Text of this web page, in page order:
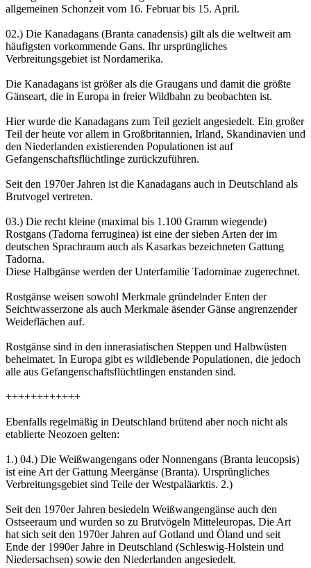
allgemeinen Schonzeit vom 16. Februar bis 15. April.
02.) Die Kanadagans (Branta canadensis) gilt als die weltweit am
häufigsten vorkommende Gans. Ihr ursprüngliches
Verbreitungsgebiet ist Nordamerika.
Die Kanadagans ist größer als die Graugans und damit die größte
Gänseart, die in Europa in freier Wildbahn zu beobachten ist.
Hier wurde die Kanadagans zum Teil gezielt angesiedelt. Ein großer
Teil der heute vor allem in Großbritannien, Irland, Skandinavien und
den Niederlanden existierenden Populationen ist auf
Gefangenschaftsflüchtlinge zurückzuführen.
Seit den 1970er Jahren ist die Kanadagans auch in Deutschland als
Brutvogel vertreten.
03.) Die recht kleine (maximal bis 1.100 Gramm wiegende)
Rostgans (Tadorna ferruginea) ist eine der sieben Arten der im
deutschen Sprachraum auch als Kasarkas bezeichneten Gattung
Tadorna.
Diese Halbgänse werden der Unterfamilie Tadorninae zugerechnet.
Rostgänse weisen sowohl Merkmale gründelnder Enten der
Seichtwasserzone als auch Merkmale äsender Gänse angrenzender
Weideflächen auf.
Rostgänse sind in den innerasiatischen Steppen und Halbwüsten
beheimatet. In Europa gibt es wildlebende Populationen, die jedoch
alle aus Gefangenschaftsflüchtlingen enstanden sind.
++++++++++++
Ebenfalls regelmäßig in Deutschland brütend aber noch nicht als
etablierte Neozoen gelten:
1.) 04.) Die Weißwangengans oder Nonnengans (Branta leucopsis)
ist eine Art der Gattung Meergänse (Branta). Ursprüngliches
Verbreitungsgebiet sind Teile der Westpaläarktis. 2.)
Seit den 1970er Jahren besiedeln Weißwangengänse auch den
Ostseeraum und wurden so zu Brutvögeln Mitteleuropas. Die Art
hat sich seit den 1970er Jahren auf Gotland und Öland und seit
Ende der 1990er Jahre in Deutschland (Schleswig-Holstein und
Niedersachsen) sowie den Niederlanden angesiedelt.